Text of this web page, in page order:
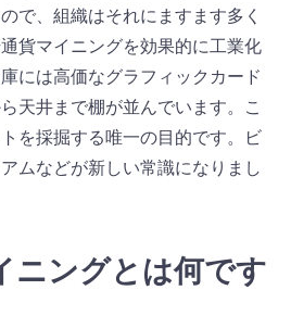
で、組織はそれにますます多く
貨マイニングを効果的に工業化
には高価なグラフィックカード
天井まで棚が並んでいます。こ
を採掘する唯一の目的です。ビ
ムなどが新しい常識になりまし
ニングとは何です